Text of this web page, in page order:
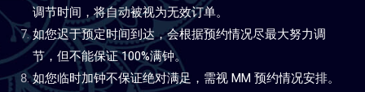
调节时间，将自动被视为无效订单。
如您迟于预定时间到达，会根据预约情况尽最大努力调
节，但不能保证 100%满钟。
如您临时加钟不保证绝对满足，需视 MM 预约情况安排。